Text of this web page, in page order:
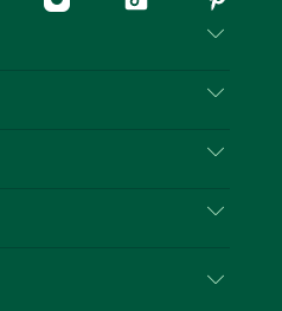
인
틱
핀
터
스